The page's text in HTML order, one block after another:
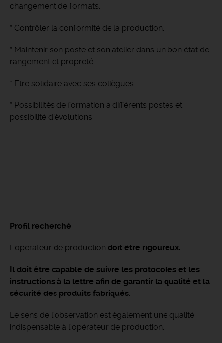
changement de formats.
* Contrôler la conformité de la production.
* Maintenir son poste et son atelier dans un bon état de
rangement et propreté.
* Etre solidaire avec ses collègues.
* Possibilités de formation a différents postes et
possibilité d’évolutions.
Profil recherché
L'opérateur de production doit être rigoureux.
Il doit être capable de suivre les protocoles et les
instructions à la lettre afin de garantir la qualité et la
sécurité des produits fabriqués.
Le sens de l'observation est également une qualité
indispensable à l'opérateur de production.